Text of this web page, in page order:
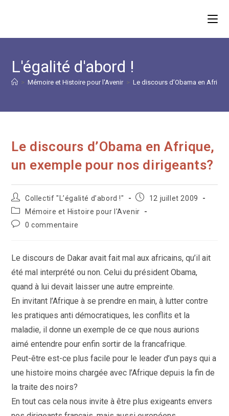
L'égalité d'abord !
> Mémoire et Histoire pour l'Avenir > Le discours d’Obama en
Le discours d’Obama en Afrique,
un exemple pour nos dirigeants?
Auteur/autrice
de
la
publication :
Collectif "L’égalité d’abord !"
Publication
12 juillet 2009
Post
category:
Mémoire et Histoire pour l'Avenir
Commentaires
0 commentaire
Le discours de Dakar avait fait mal aux africains, qu’il ait
été mal interprété ou non. Celui du président Obama,
quand à lui devait laisser une autre empreinte.
En invitant l’Afrique à se prendre en main, à lutter contre
les pratiques anti démocratiques, les conflits et la
maladie, il donne un exemple de ce que nous aurions
aimé entendre pour enfin sortir de la francafrique.
Peut-être est-ce plus facile pour le leader d’un pays qui a
une histoire moins chargée avec l’Afrique depuis la fin de
la traite des noirs?
En tout cas cela nous invite à être plus exigeants envers